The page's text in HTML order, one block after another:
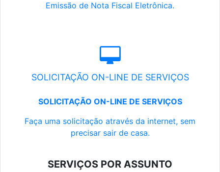
Emissão de Nota Fiscal Eletrônica.
SOLICITAÇÃO ON-LINE DE SERVIÇOS
SOLICITAÇÃO ON-LINE DE SERVIÇOS
Faça uma solicitação através da internet, sem
precisar sair de casa.
SERVIÇOS POR ASSUNTO